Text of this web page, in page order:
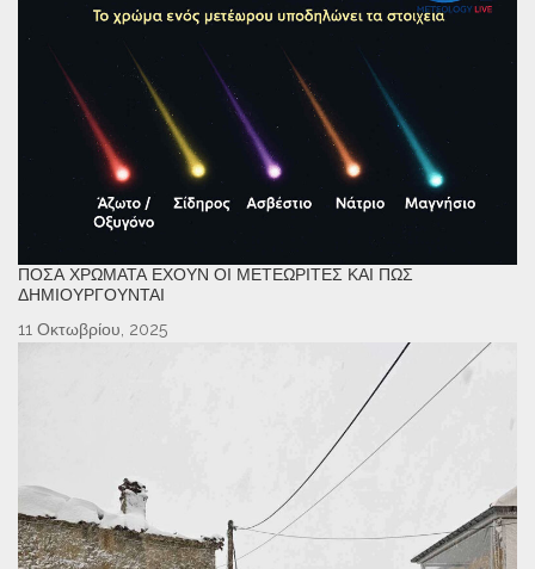
ΠΌΣΑ ΧΡΏΜΑΤΑ ΈΧΟΥΝ ΟΙ ΜΕΤΕΩΡΊΤΕΣ ΚΑΙ ΠΏΣ
ΔΗΜΙΟΥΡΓΟΎΝΤΑΙ
11 Οκτωβρίου, 2025